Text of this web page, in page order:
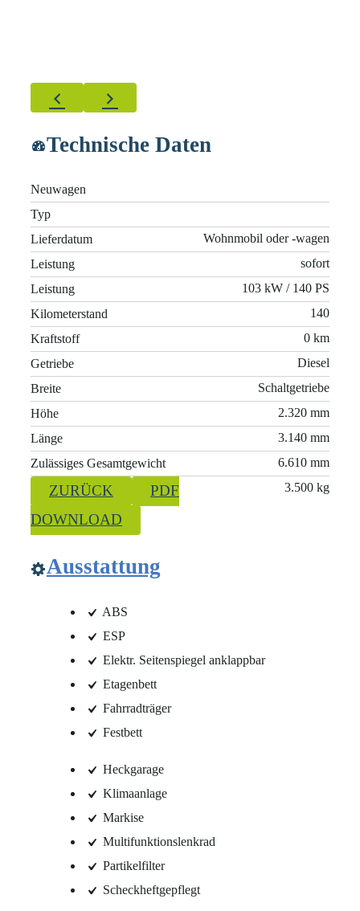
Technische Daten
Neuwagen
Typ
Wohnmobil oder -wagen
Lieferdatum
sofort
Leistung
103 kW / 140 PS
Leistung
140
Kilometerstand
0 km
Kraftstoff
Diesel
Getriebe
Schaltgetriebe
Breite
2.320 mm
Höhe
3.140 mm
Länge
6.610 mm
Zulässiges Gesamtgewicht
3.500 kg
ZURÜCK
PDF
DOWNLOAD
Ausstattung
ABS
ESP
Elektr. Seitenspiegel anklappbar
Etagenbett
Fahrradträger
Festbett
Heckgarage
Klimaanlage
Markise
Multifunktionslenkrad
Partikelfilter
Scheckheftgepflegt